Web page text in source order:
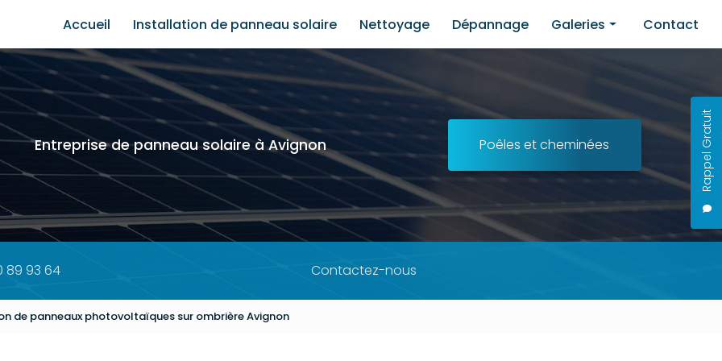
Rappel Gratuit
Accueil
Installation de panneau solaire Nettoyage Dépannage Galeries
Dépannage
Contact
Entreprise de panneau solaire à Avignon Poêles et cheminées
89 93 64 Contactez-nous
de panneaux photovoltaïques sur ombrière Avignon